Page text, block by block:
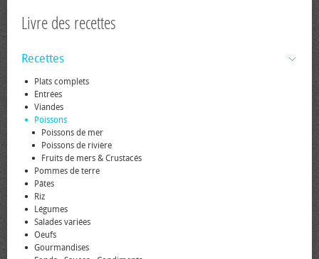
Livre des recettes
Recettes
Plats complets
Entrées
Viandes
Poissons
Poissons de mer
Poissons de rivière
Fruits de mers & Crustacés
Pommes de terre
Pâtes
Riz
Légumes
Salades variées
Oeufs
Gourmandises